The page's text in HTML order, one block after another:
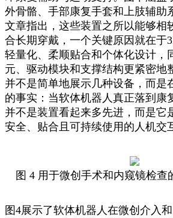
外骨骼、手部康复手套和上肢辅助
文章指出，这些装置之所以能够相
合长期穿戴，一个关键原因就在于
轻量化、柔顺贴合和个体化设计，
元、驱动模块和支撑结构更紧密地
并不是简单地展示几种设备，而是
的事实：当软体机器人真正落到康
并不是装置看起来多先进，而是它
安全、贴合且可持续使用的人机交
图 4 用于微创手术和内窥镜检查
图4展示了软体机器人在微创介入